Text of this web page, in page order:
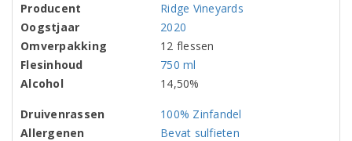
Producent
Ridge Vineyards
Oogstjaar
2020
Omverpakking
12 flessen
Flesinhoud
750 ml
Alcohol
14,50%
Druivenrassen
100% Zinfandel
Allergenen
Bevat sulfieten